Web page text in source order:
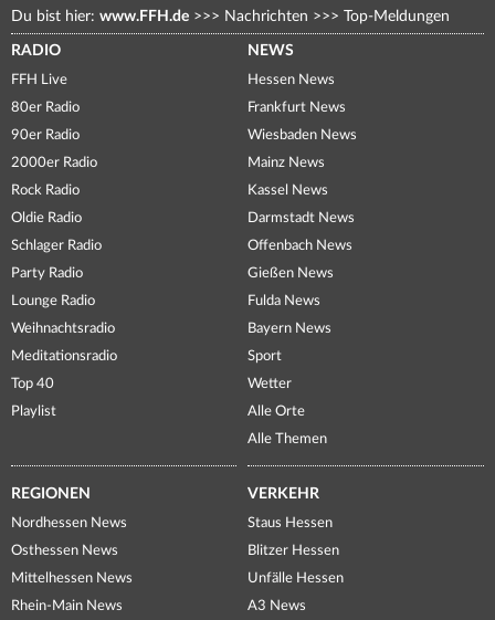
Du bist hier: www.FFH.de >>> Nachrichten >>> Top-Meldungen
RADIO
FFH Live
80er Radio
90er Radio
2000er Radio
Rock Radio
Oldie Radio
Schlager Radio
Party Radio
Lounge Radio
Weihnachtsradio
Meditationsradio
Top 40
Playlist
NEWS
Hessen News
Frankfurt News
Wiesbaden News
Mainz News
Kassel News
Darmstadt News
Offenbach News
Gießen News
Fulda News
Bayern News
Sport
Wetter
Alle Orte
Alle Themen
REGIONEN
Nordhessen News
Osthessen News
Mittelhessen News
Rhein-Main News
VERKEHR
Staus Hessen
Blitzer Hessen
Unfälle Hessen
A3 News